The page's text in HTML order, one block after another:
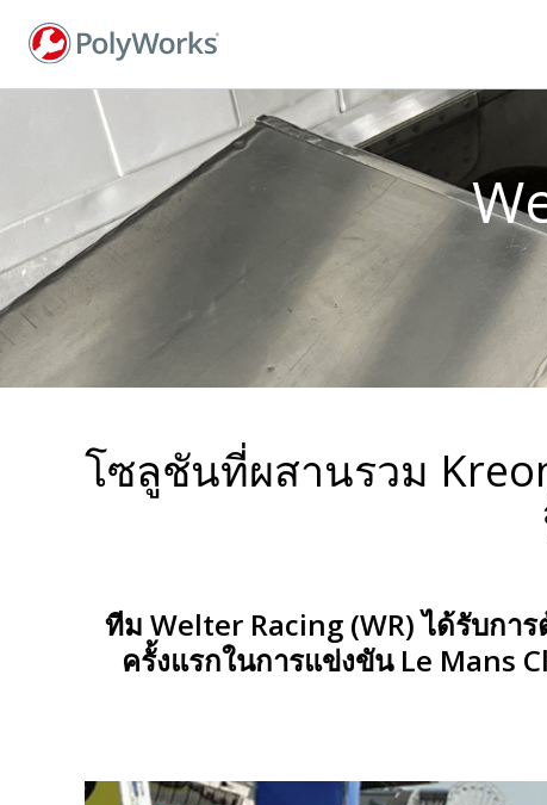
โซลูชันที่ผสานรวม
ทีม Welter Racing (WR) ได้รับกา
ครั้งแรกในการแข่งขัน Le Mans